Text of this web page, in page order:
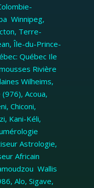
Winnipeg,
Terre-
Île-du-Prince-
Québec Ile
Rivière
Wilheims,
Acoua,
Chiconi,
Kani-Kéli,
Astrologie,
Africain
Wallis
Alo, Sigave,